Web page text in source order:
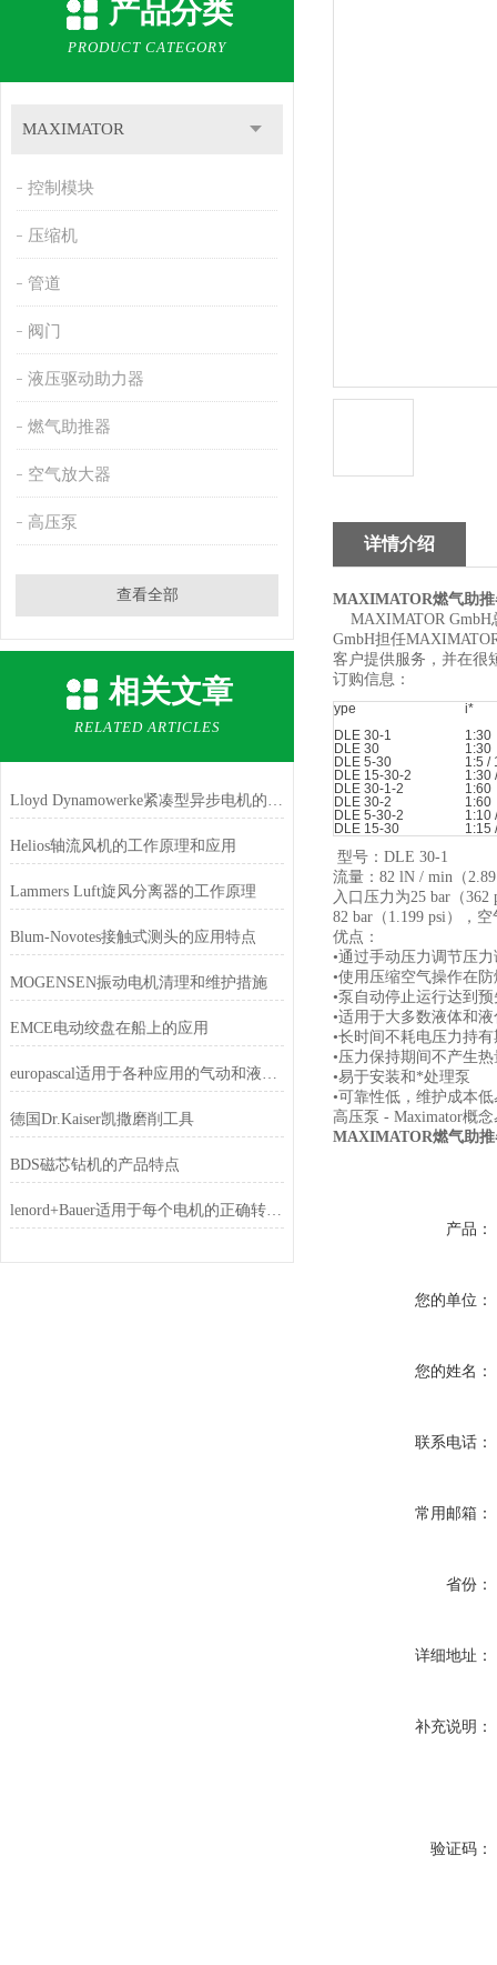
产品分类
PRODUCT CATEGORY
MAXIMATOR
控制模块
压缩机
管道
阀门
液压驱动助力器
燃气助推器
空气放大器
高压泵
查看全部
相关文章
RELATED ARTICLES
Lloyd Dynamowerke紧凑型异步电机的特征
Helios轴流风机的工作原理和应用
Lammers Luft旋风分离器的工作原理
Blum-Novotes接触式测头的应用特点
MOGENSEN振动电机清理和维护措施
EMCE电动绞盘在船上的应用
europascal适用于各种应用的气动和液压压力控制器
德国Dr.Kaiser凯撒磨削工具
BDS磁芯钻机的产品特点
lenord+Bauer适用于每个电机的正确转子位置传感器
详情介绍
MAXIMATOR燃气助推
MAXIMATOR GmbH
GmbH担任
客户提供服务，并在很
订购信息：
ype i*
DLE 30-1
1:30
DLE 30
1:30
DLE 5-30
1:5 /
DLE 15-30-2
1:30
DLE 30-1-2
1:60
DLE 30-2
1:60
DLE 5-30-2
1:10
DLE 15-30
1:15
型号：DLE 30-1
流量：82 lN / min（
入口压力为25 bar（
82 bar（1.199 psi），
优点：
•通过手动压力调节压
•使用压缩空气操作在
•泵自动停止运行达到
•适用于大多数液体和
•长时间不耗电压力持有
•压力保持期间不产生
•易于安装和*处理泵
•可靠性低，维护成本
高压泵 - Maximator概念
MAXIMATOR燃气助推
产品：
您的单位：
您的姓名：
联系电话：
常用邮箱：
省份：
详细地址：
补充说明：
验证码：